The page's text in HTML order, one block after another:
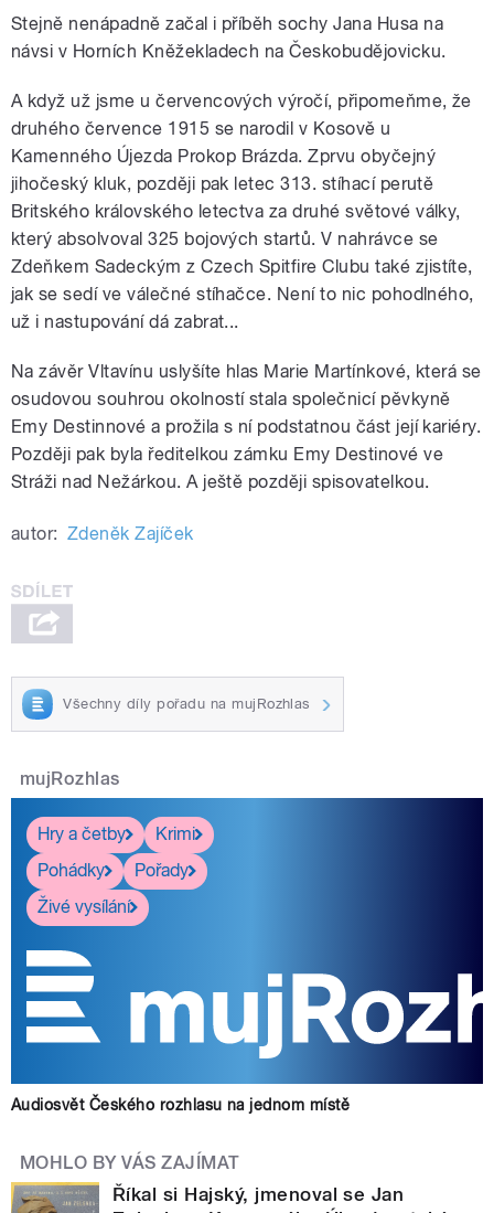
Stejně nenápadně začal i příběh sochy Jana Husa na
návsi v Horních Kněžekladech na Českobudějovicku.
A když už jsme u červencových výročí, připomeňme, že
druhého července 1915 se narodil v Kosově u
Kamenného Újezda Prokop Brázda. Zprvu obyčejný
jihočeský kluk, později pak letec 313. stíhací perutě
Britského královského letectva za druhé světové války,
který absolvoval 325 bojových startů. V nahrávce se
Zdeňkem Sadeckým z Czech Spitfire Clubu také zjistíte,
jak se sedí ve válečné stíhačce. Není to nic pohodlného,
už i nastupování dá zabrat...
Na závěr Vltavínu uslyšíte hlas Marie Martínkové, která se
osudovou souhrou okolností stala společnicí pěvkyně
Emy Destinnové a prožila s ní podstatnou část její kariéry.
Později pak byla ředitelkou zámku Emy Destinové ve
Stráži nad Nežárkou. A ještě později spisovatelkou.
autor: Zdeněk Zajíček
Všechny díly pořadu na mujRozhlas
mujRozhlas
Hry a četby
Krimi
Pohádky
Pořady
Živé vysílání
Audiosvět Českého rozhlasu na jednom místě
MOHLO BY VÁS ZAJÍMAT
Říkal si Hajský, jmenoval se Jan